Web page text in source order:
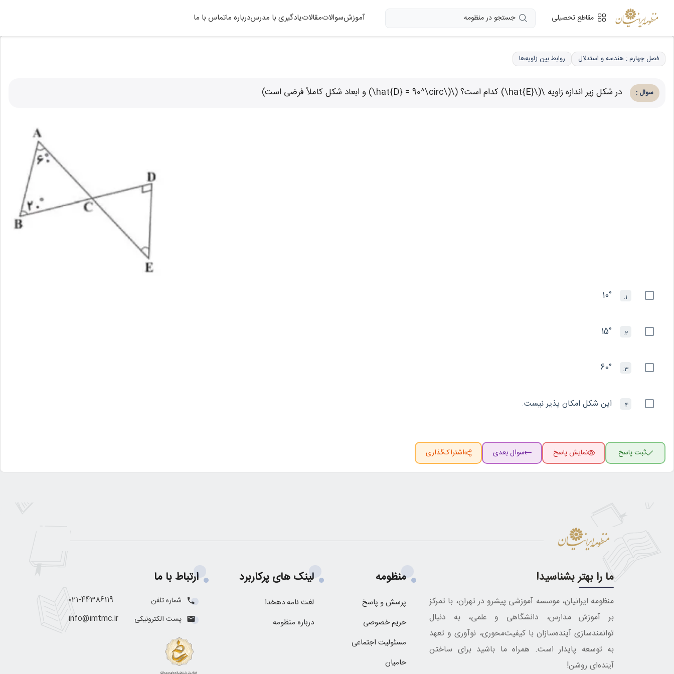
مقاطع تحصیلی جستجو در منظومه آموزشسوالاتمقالاتیادگیری با مدرسدرباره ماتماس با ما
فصل چهارم : هندسه و استدلال روابط بین زاویه‌ها
سوال : در شکل زیر اندازه زاویه \(\hat{E}\) کدام است؟ (\(\hat{D} = 90^\circ\) و ابعاد شکل کاملاً فرضی است)
1.
10°
2.
15°
3.
60°
4. این شکل امکان پذیر نیست.
ثبت پاسخ نمایش پاسخ سوال بعدی اشتراک‌گذاری
ما را بهتر بشناسید!
منظومه ایرانیان، موسسه آموزشی پیشرو در تهران، با تمرکز
بر آموزش مدارس، دانشگاهی و علمی، به دنبال
توانمندسازی آینده‌سازان با کیفیت‌محوری، نوآوری و تعهد
به توسعه پایدار است. همراه ما باشید برای ساختن
آینده‌ای روشن!
منظومه
پرسش و پاسخ
حریم خصوصی
مسئولیت اجتماعی
حامیان
لینک های پرکاربرد
لغت نامه دهخدا
درباره منظومه
ارتباط با ما
شماره تلفن 021-44386119
پست الکترونیکی info@imtmc.ir